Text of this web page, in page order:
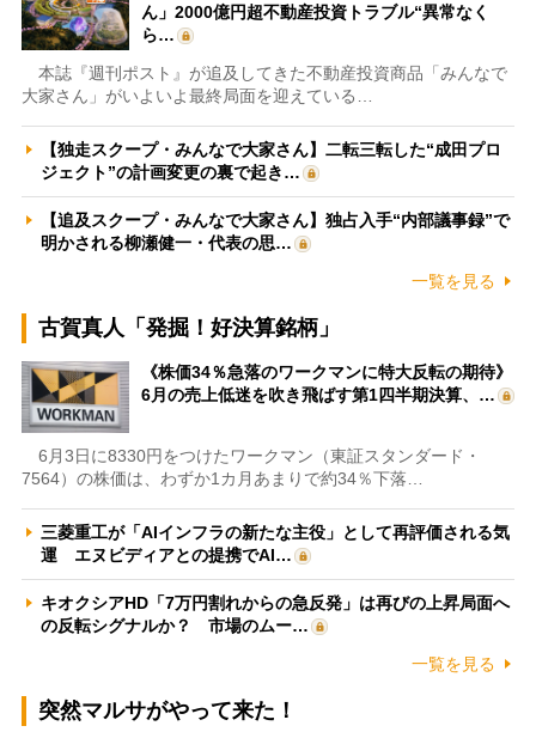
ん」2000億円超不動産投資トラブル“異常なく
ら…
本誌『週刊ポスト』が追及してきた不動産投資商品「みんなで
大家さん」がいよいよ最終局面を迎えている…
【独走スクープ・みんなで大家さん】二転三転した“成田プロ
ジェクト”の計画変更の裏で起き…
【追及スクープ・みんなで大家さん】独占入手“内部議事録”で
明かされる柳瀬健一・代表の思…
一覧を見る
古賀真人「発掘！好決算銘柄」
《株価34％急落のワークマンに特大反転の期待》
6月の売上低迷を吹き飛ばす第1四半期決算、…
6月3日に8330円をつけたワークマン（東証スタンダード・
7564）の株価は、わずか1カ月あまりで約34％下落…
三菱重工が「AIインフラの新たな主役」として再評価される気
運 エヌビディアとの提携でAI…
キオクシアHD「7万円割れからの急反発」は再びの上昇局面へ
の反転シグナルか？ 市場のムー…
一覧を見る
突然マルサがやって来た！